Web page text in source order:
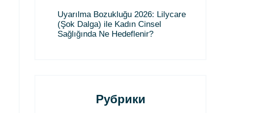
Uyarılma Bozukluğu 2026: Lilycare
(Şok Dalga) ile Kadın Cinsel
Sağlığında Ne Hedeflenir?
Рубрики